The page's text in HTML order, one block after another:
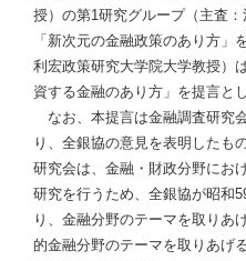
授）の第1研究グループ（主査
「新次元の金融政策のあり方」
利宏政策研究大学院大学教授）
資する金融のあり方」を提言と
なお、本提言は金融調査研究
り、全銀協の意見を表明した
研究会は、金融・財政分野にお
研究を行うため、全銀協が昭和
り、金融分野のテーマを取りあ
的金融分野のテーマを取りあげ